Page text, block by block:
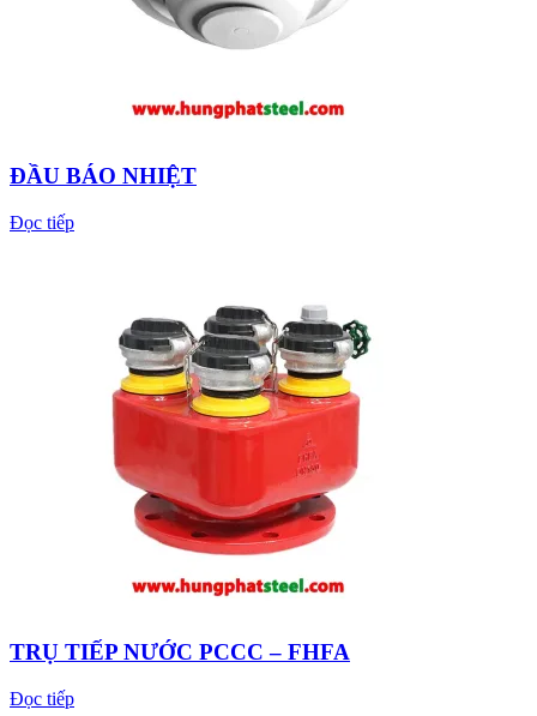
ĐẦU BÁO NHIỆT
Đọc tiếp
TRỤ TIẾP NƯỚC PCCC – FHFA
Đọc tiếp